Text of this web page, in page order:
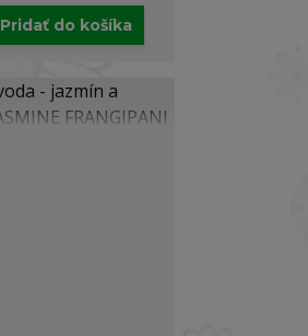
Pridať do košíka